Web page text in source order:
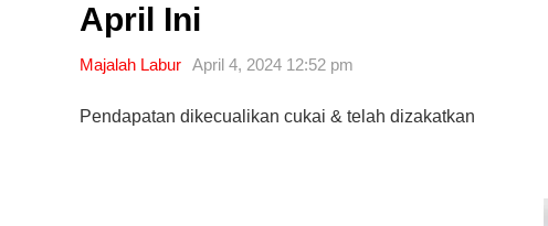
April Ini
Majalah Labur April 4, 2024 12:52 pm
Pendapatan dikecualikan cukai & telah dizakatkan